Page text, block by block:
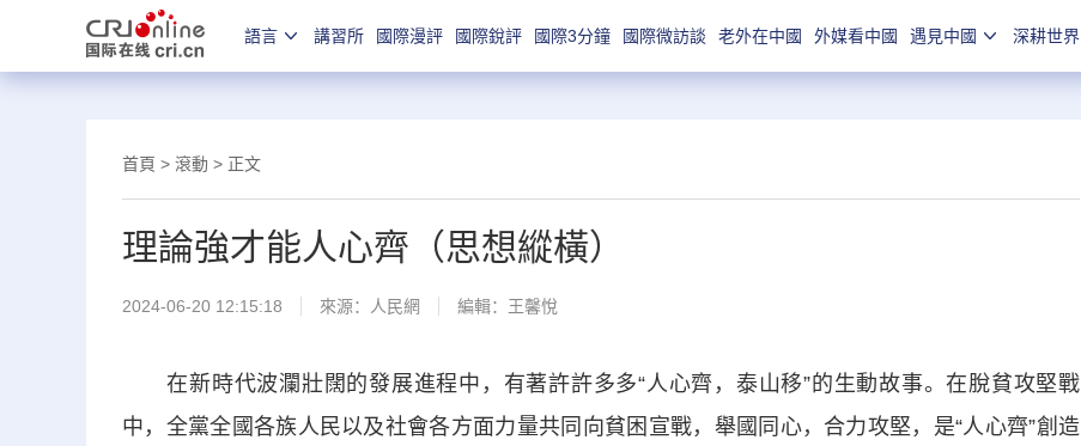
語言 講習所 國際漫評 國際銳評 國際3分鐘 國際微訪談 老外在中國 外媒看中國 遇見中國 深耕世界
首頁 > 滾動 > 正文
理論強才能人心齊（思想縱橫）
2024-06-20 12:15:18 來源： 人民網 編輯：王馨悅
在新時代波瀾壯闊的發展進程中，有著許許多多“人心齊，泰山移”的生動故事。在脫貧攻堅戰
中，全黨全國各族人民以及社會各方面力量共同向貧困宣戰，舉國同心，合力攻堅，是“人心齊”創造